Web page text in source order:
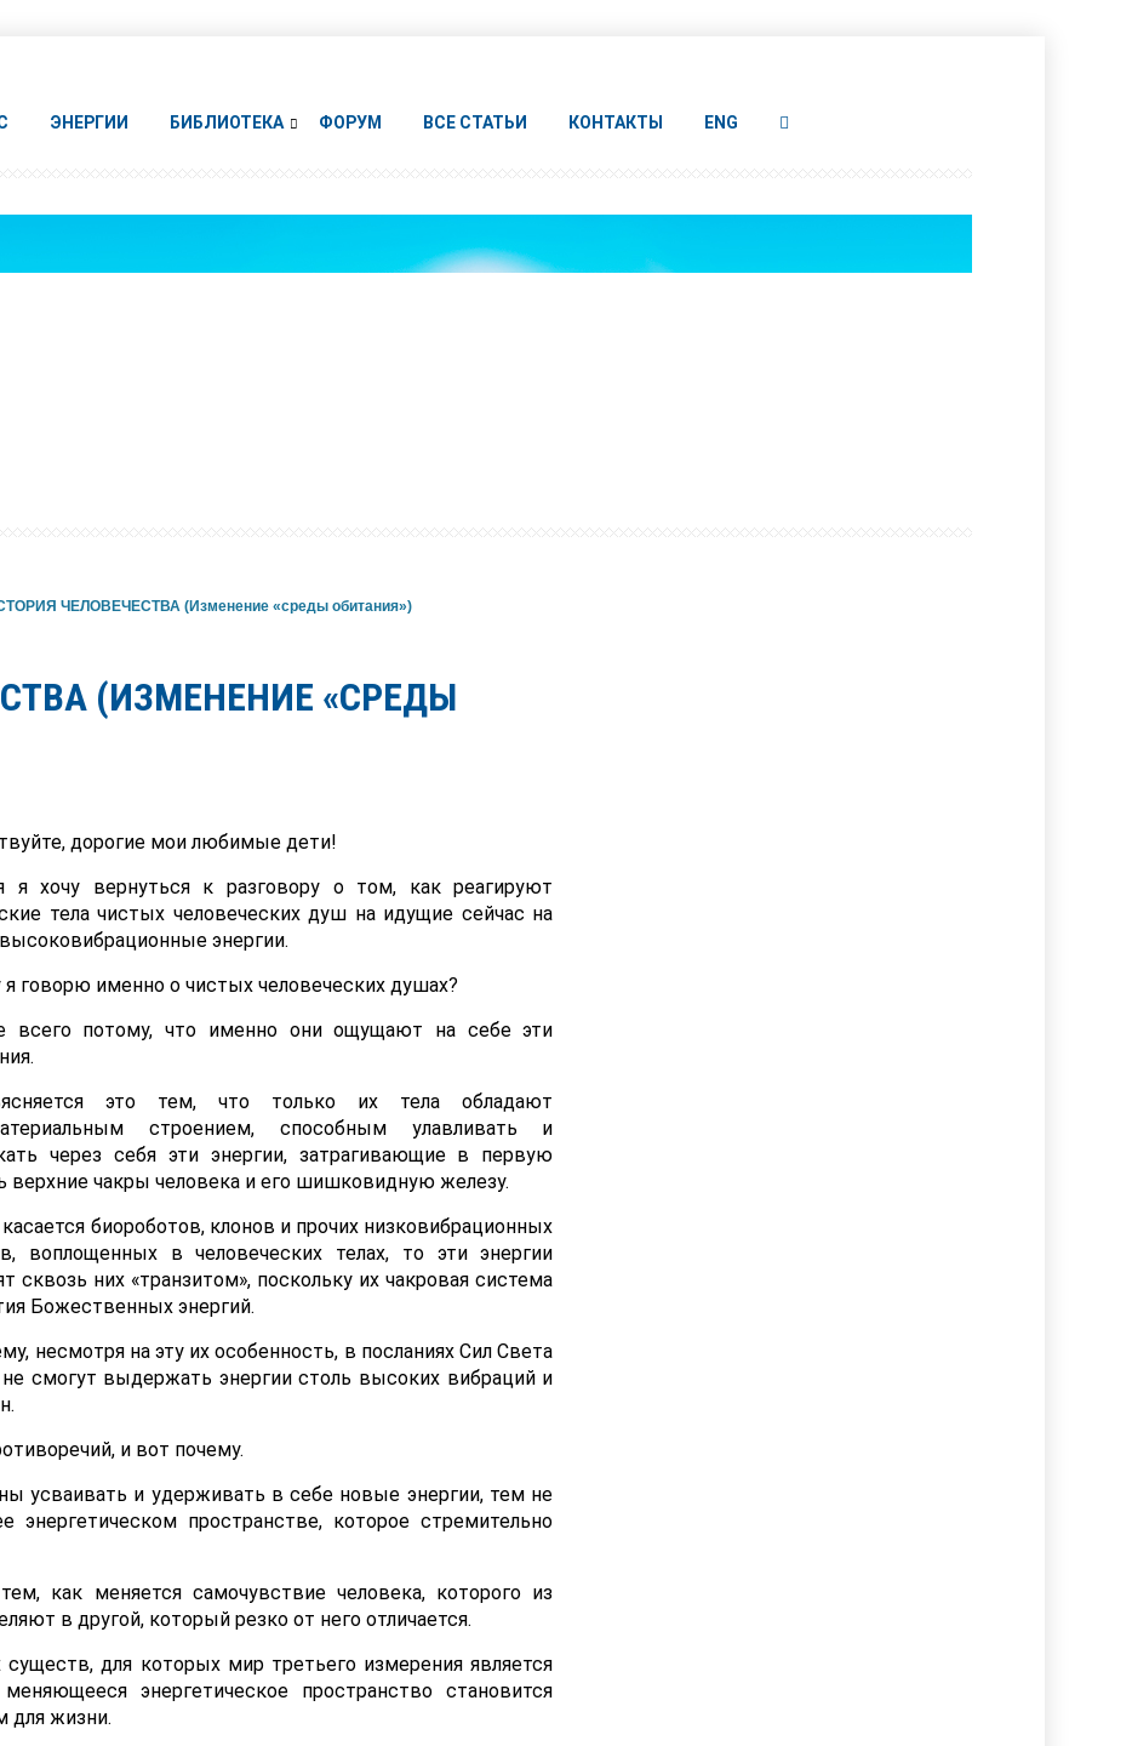
ЭНЕРГИИ БИБЛИОТЕКА ФОРУМ ВСЕ СТАТЬИ КОНТАКТЫ ENG
ЧЕЛОВЕЧЕСТВА (Изменение «среды обитания»)
(ИЗМЕНЕНИЕ «СРЕДЫ
дорогие мои любимые дети!
я хочу вернуться к разговору о том, как реагируют
тела чистых человеческих душ на идущие сейчас на
энергии.
говорю именно о чистых человеческих душах?
всего потому, что именно они ощущают на себе эти
это тем, что только их тела обладают
строением, способным улавливать и
через себя эти энергии, затрагивающие в первую
верхние чакры человека и его шишковидную железу.
биороботов, клонов и прочих низковибрационных
воплощенных в человеческих телах, то эти энергии
сквозь них «транзитом», поскольку их чакровая система
Божественных энергий.
несмотря на эту их особенность, в посланиях Сил Света
смогут выдержать энергии столь высоких вибраций и
и вот почему.
усваивать и удерживать в себе новые энергии, тем не
пространстве, которое стремительно
как меняется самочувствие человека, которого из
в другой, который резко от него отличается.
для которых мир третьего измерения является
энергетическое пространство становится
для жизни.